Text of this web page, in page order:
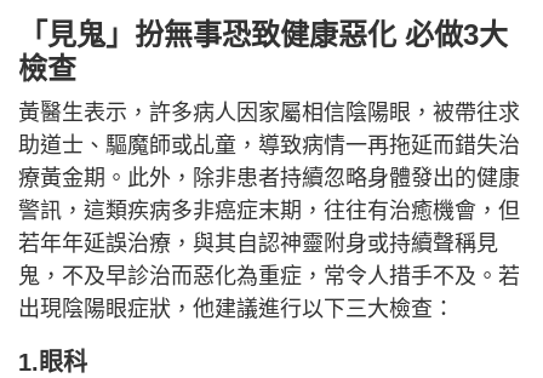
「見鬼」扮無事恐致健康惡化 必做3大
檢查
黃醫生表示，許多病人因家屬相信陰陽眼，被帶往求
助道士、驅魔師或乩童，導致病情一再拖延而錯失治
療黃金期。此外，除非患者持續忽略身體發出的健康
警訊，這類疾病多非癌症末期，往往有治癒機會，但
若年年延誤治療，與其自認神靈附身或持續聲稱見
鬼，不及早診治而惡化為重症，常令人措手不及。若
出現陰陽眼症狀，他建議進行以下三大檢查：
1.眼科